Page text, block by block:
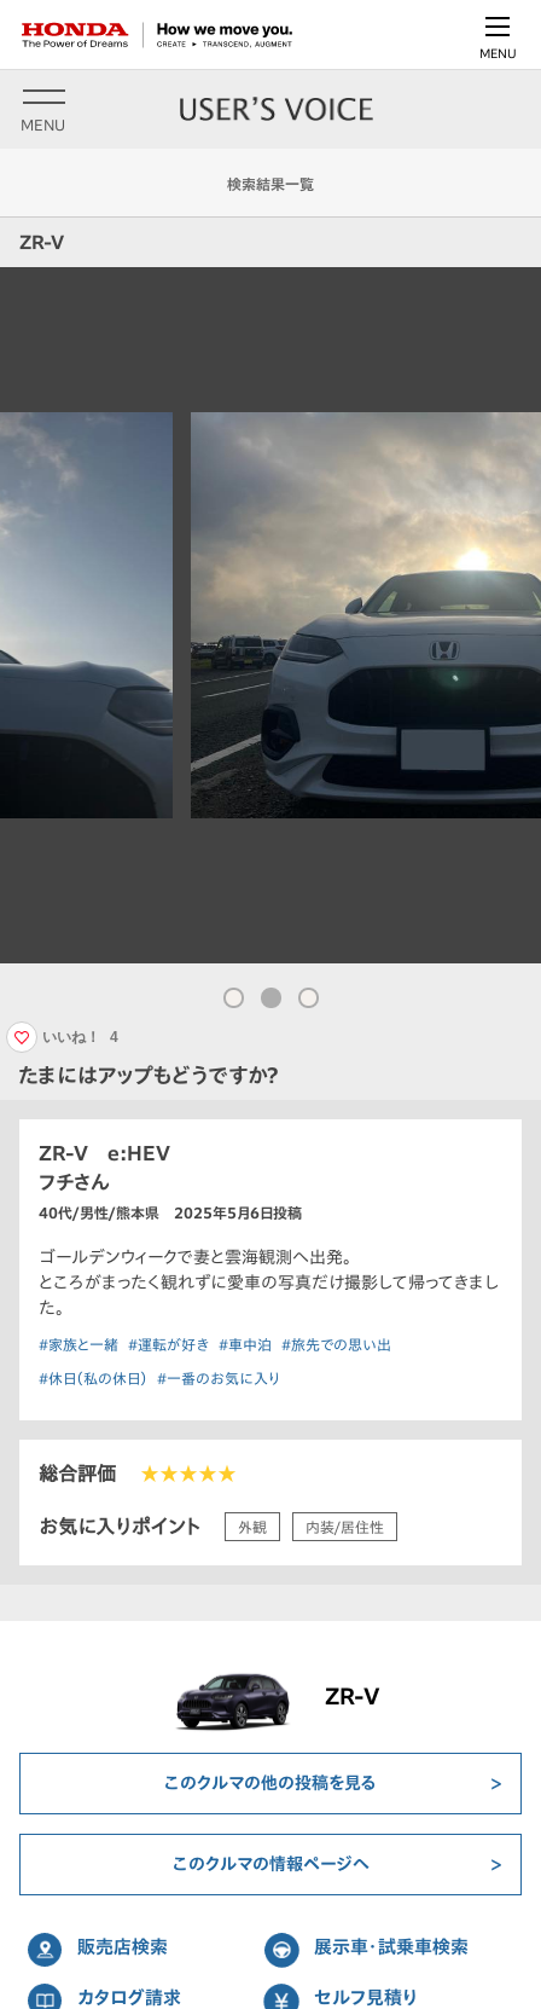
MENU
MENU
検索結果一覧
ZR-V
たまにはアップもどうですか？
いいね！ 4
ZR-V e:HEV
フチさん
40代/男性/熊本県 2025年5月6日投稿
ゴールデンウィークで妻と雲海観測へ出発。
ところがまったく観れずに愛車の写真だけ撮影して帰ってきまし
た。
#家族と一緒 #運転が好き #車中泊 #旅先での思い出
#休日（私の休日） #一番のお気に入り
総合評価 ★★★★★
お気に入りポイント 外観 内装/居住性
ZR-V
このクルマの他の投稿を見る
このクルマの情報ページへ
販売店検索 展示車・試乗車検索
カタログ請求 セルフ見積り